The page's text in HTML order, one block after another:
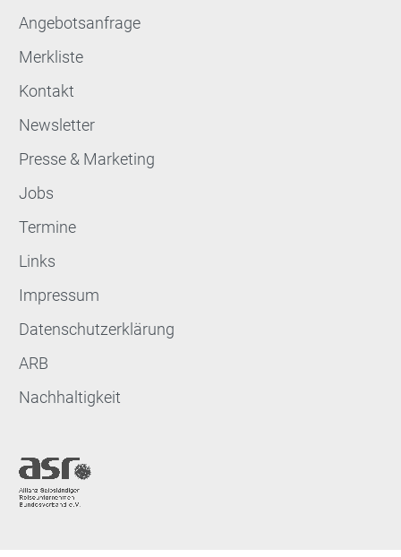
Angebotsanfrage
Merkliste
Kontakt
Newsletter
Presse & Marketing
Jobs
Termine
Links
Impressum
Datenschutzerklärung
ARB
Nachhaltigkeit